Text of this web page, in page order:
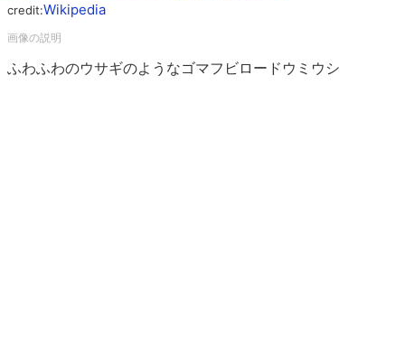
credit:Wikipedia
ふわふわのウサギのようなゴマフビロードウミウシ